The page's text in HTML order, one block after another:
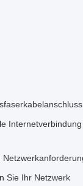
Sie Ihr Netzwerk